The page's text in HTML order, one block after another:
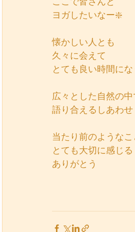
ヨガしたいなー❇️
懐かしい人とも
久々に会えて
とても良い時間に
広々とした自然の中
語り合えるしあわせ
当たり前のような
とても大切に感じる
ありがとう